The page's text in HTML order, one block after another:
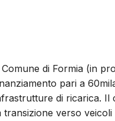
di Formia (in
pari a
di ricarica. Il
transizione verso